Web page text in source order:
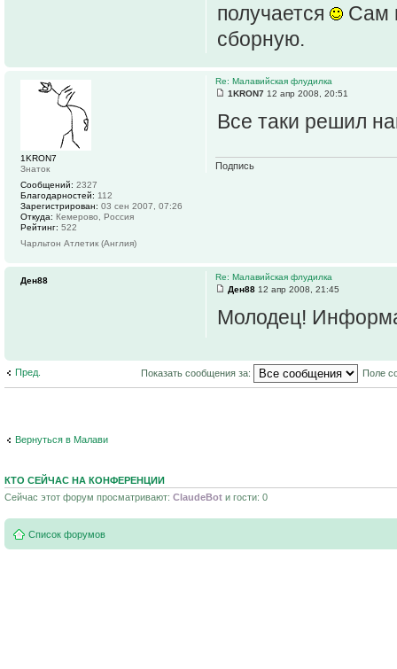
получается
Сам
сборную.
Re: Малавийская флудилка
1KRON7 12 апр 2008, 20:51
Все таки решил
Подпись
1KRON7
Знаток
Сообщений: 2327
Благодарностей: 112
Зарегистрирован: 03 сен 2007, 07:26
Откуда: Кемерово, Россия
Рейтинг: 522
Чарльтон Атлетик (Англия)
Re: Малавийская флудилка
Ден88 12 апр 2008, 21:45
Молодец!
Ден88
Пред. Показать сообщения за: Поле
Вернуться в Малави
КТО СЕЙЧАС НА КОНФЕРЕНЦИИ
Сейчас этот форум просматривают: ClaudeBot и гости: 0
Список форумов